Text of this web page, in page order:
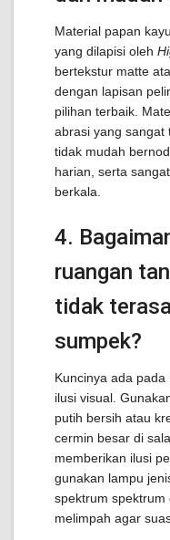
Material papan
yang dilapisi oleh
bertekstur matte
dengan lapisan
pilihan terbaik.
abrasi yang sangat
tidak mudah
harian, serta
berkala.
4.
ruangan
tidak
sumpek?
Kuncinya ada
ilusi visual.
putih bersih atau
cermin besar di
memberikan ilusi
gunakan lampu
spektrum spektrum
melimpah agar